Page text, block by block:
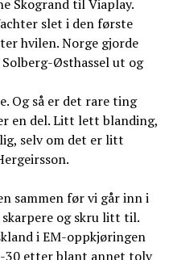
Skogrand til Viaplay.
slet i den første
hvilen. Norge gjorde
Østhassel ut og
Og så er det rare ting
en del. Litt lett blanding,
selv om det er litt
sammen før vi går inn i
og skru litt til.
i EM-oppkjøringen
30 etter blant annet tolv